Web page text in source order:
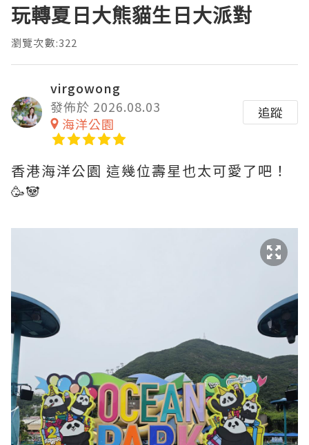
玩轉夏日大熊貓生日大派對
瀏覽次數:322
virgowong
發佈於 2026.08.03
海洋公園
追蹤
香港海洋公園 這幾位壽星也太可愛了吧！
🥳🐼